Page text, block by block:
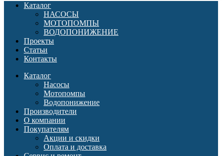
Каталог
НАСОСЫ
МОТОПОМПЫ
ВОДОПОНИЖЕНИЕ
Проекты
Статьи
Контакты
Каталог
Насосы
Мотопомпы
Водопонижение
Производители
О компании
Покупателям
Акции и скидки
Оплата и доставка